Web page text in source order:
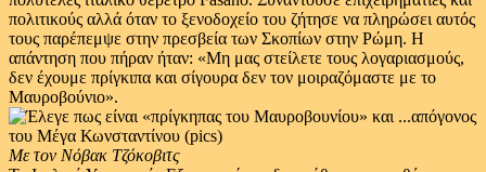
πολιτικούς αλλά όταν το ξενοδοχείο του ζήτησε να πληρώσει αυτός
τους παρέπεμψε στην πρεσβεία των Σκοπίων στην Ρώμη. Η
απάντηση που πήραν ήταν: «Μη μας στείλετε τους λογαριασμούς,
δεν έχουμε πρίγκιπα και σίγουρα δεν τον μοιραζόμαστε με το
Μαυροβούνιο».
Με τον Νόβακ Τζόκοβιτς